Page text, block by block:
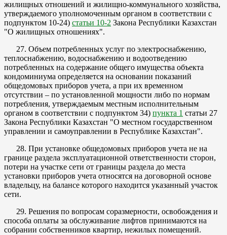
жилищных отношений и жилищно-коммунального хозяйства,
утверждаемого уполномоченным органом в соответствии с
подпунктом 10-24) статьи 10-2 Закона Республики Казахстан
"О жилищных отношениях".
27. Объем потребленных услуг по электроснабжению,
теплоснабжению, водоснабжению и водоотведению
потребленных на содержание общего имущества объекта
кондоминиума определяется на основании показаний
общедомовых приборов учета, а при их временном
отсутствии – по установленной мощности либо по нормам
потребления, утверждаемым местным исполнительным
органом в соответствии с подпунктом 34) пункта 1 статьи 27
Закона Республики Казахстан "О местном государственном
управлении и самоуправлении в Республике Казахстан".
28. При установке общедомовых приборов учета не на
границе раздела эксплуатационной ответственности сторон,
потери на участке сети от границы раздела до места
установки приборов учета относятся на договорной основе
владельцу, на балансе которого находится указанный участок
сети.
29. Решения по вопросам соразмерности, освобождения и
способа оплаты за обслуживание лифтов принимаются на
собрании собственников квартир, нежилых помещений.